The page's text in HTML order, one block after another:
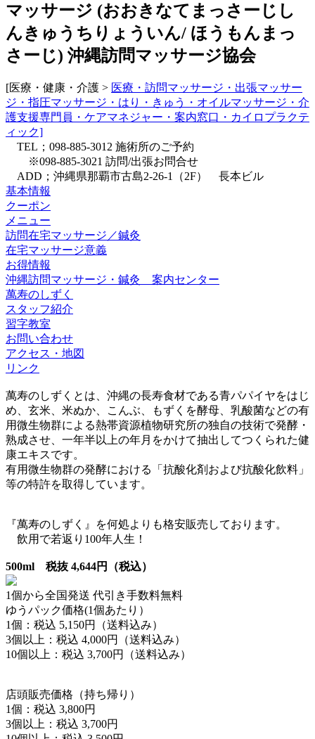
マッサージ (おおきなてまっさーじし
んきゅうちりょういん/ ほうもんまっ
さーじ) 沖縄訪問マッサージ協会
[医療・健康・介護 > 医療・訪問マッサージ・出張マッサー
ジ・指圧マッサージ・はり・きゅう・オイルマッサージ・介
護支援専門員・ケアマネジャー・案内窓口・カイロプラクテ
ィック]
TEL；098-885-3012 施術所のご予約
※098-885-3021 訪問/出張お問合せ
ADD；沖縄県那覇市古島2-26-1（2F） 長本ビル
基本情報
クーポン
メニュー
訪問在宅マッサージ／鍼灸
在宅マッサージ意義
お得情報
沖縄訪問マッサージ・鍼灸 案内センター
萬寿のしずく
スタッフ紹介
習字教室
お問い合わせ
アクセス・地図
リンク
萬寿のしずくとは、沖縄の長寿食材である青パパイヤをはじ
め、玄米、米ぬか、こんぶ、もずくを酵母、乳酸菌などの有
用微生物群による熱帯資源植物研究所の独自の技術で発酵・
熟成させ、一年半以上の年月をかけて抽出してつくられた健
康エキスです。
有用微生物群の発酵における「抗酸化剤および抗酸化飲料」
等の特許を取得しています。
『萬寿のしずく』を何処よりも格安販売しております。
飲用で若返り100年人生！
500ml 税抜 4,644円（税込）
1個から全国発送 代引き手数料無料
ゆうパック価格(1個あたり）
1個：税込 5,150円（送料込み）
3個以上：税込 4,000円（送料込み）
10個以上：税込 3,700円（送料込み）
店頭販売価格（持ち帰り）
1個：税込 3,800円
3個以上：税込 3,700円